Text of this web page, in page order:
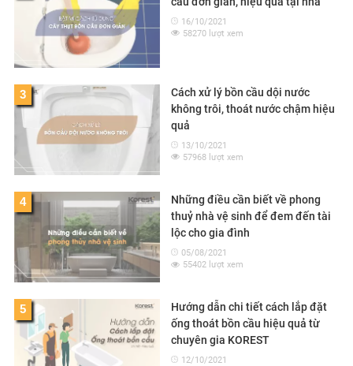
16/10/2021
58270 lượt xem
3
Cách xử lý bồn cầu dội nước
không trôi, thoát nước chậm hiệu
quả
13/10/2021
57968 lượt xem
4
Những điều cần biết về phong
thuỷ nhà vệ sinh để đem đến tài
lộc cho gia đình
05/08/2021
55402 lượt xem
5
Hướng dẫn chi tiết cách lắp đặt
ống thoát bồn cầu hiệu quả từ
chuyên gia KOREST
12/10/2021